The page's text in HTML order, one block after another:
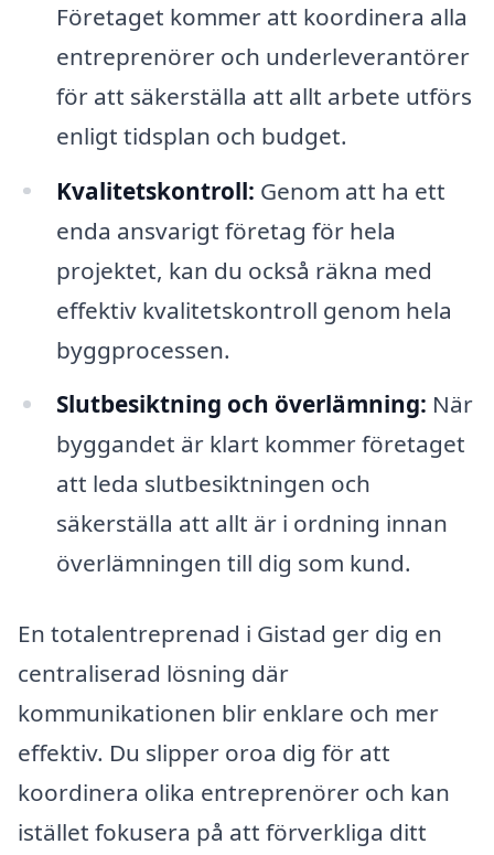
Företaget kommer att koordinera alla
entreprenörer och underleverantörer
för att säkerställa att allt arbete utförs
enligt tidsplan och budget.
Kvalitetskontroll: Genom att ha ett
enda ansvarigt företag för hela
projektet, kan du också räkna med
effektiv kvalitetskontroll genom hela
byggprocessen.
Slutbesiktning och överlämning: När
byggandet är klart kommer företaget
att leda slutbesiktningen och
säkerställa att allt är i ordning innan
överlämningen till dig som kund.
En totalentreprenad i Gistad ger dig en
centraliserad lösning där
kommunikationen blir enklare och mer
effektiv. Du slipper oroa dig för att
koordinera olika entreprenörer och kan
istället fokusera på att förverkliga ditt